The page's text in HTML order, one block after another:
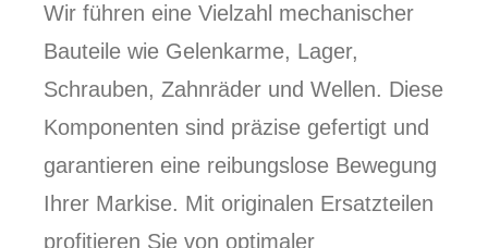
Wir führen eine Vielzahl mechanischer
Bauteile wie Gelenkarme, Lager,
Schrauben, Zahnräder und Wellen. Diese
Komponenten sind präzise gefertigt und
garantieren eine reibungslose Bewegung
Ihrer Markise. Mit originalen Ersatzteilen
profitieren Sie von optimaler